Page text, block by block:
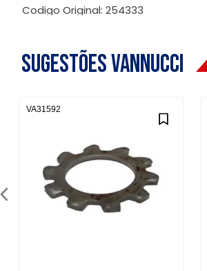
Codigo Original: 254333
Sugestões Vannucci
VA31592